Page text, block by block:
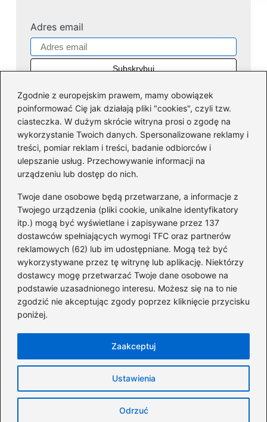
Zgodnie z europejskim prawem, mamy obowiązek
poinformować Cię jak działają pliki "cookies", czyli tzw.
ciasteczka. W dużym skrócie witryna prosi o zgodę na
wykorzystanie Twoich danych. Spersonalizowane reklamy i
treści, pomiar reklam i treści, badanie odbiorców i
ulepszanie usług. Przechowywanie informacji na
urządzeniu lub dostęp do nich.
Twoje dane osobowe będą przetwarzane, a informacje z
Twojego urządzenia (pliki cookie, unikalne identyfikatory
itp.) mogą być wyświetlane i zapisywane przez 137
dostawców spełniających wymogi TFC oraz partnerów
reklamowych (62) lub im udostępniane. Mogą też być
wykorzystywane przez tę witrynę lub aplikację. Niektórzy
dostawcy mogę przetwarzać Twoje dane osobowe na
podstawie uzasadnionego interesu. Możesz się na to nie
zgodzić nie akceptując zgody poprzez kliknięcie przycisku
poniżej.
Ustawienia
Odrzuć
Zaakceptuj
Adres email
Kategorie
Dofinansowania(36)
Firmy (45)
Giełda(41)
Inwestycje(43)
KRS(10)
Pożyczki(66)
Pracownicy(24)
Świadczenia Socjalne(46)
Zadłużenia(18)
Copyright © 2026 grupanokaut.pl
Polityka prywatności
Kontakt